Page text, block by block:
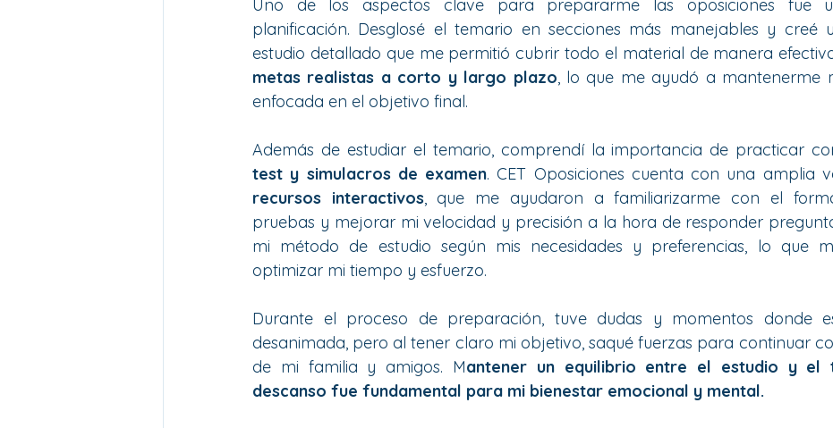
Uno de los aspectos clave para prepararme las oposiciones fue
planificación. Desglosé el temario en secciones más manejables y creé
estudio detallado que me permitió cubrir todo el material de manera
metas realistas a corto y largo plazo, lo que me ayudó a mantenerme
enfocada en el objetivo final.
Además de estudiar el temario, comprendí la importancia de practicar
test y simulacros de examen
recursos interactivos, que me ayudaron a familiarizarme con el
pruebas y mejorar mi velocidad y precisión a la hora de responder
mi método de estudio según mis necesidades y preferencias, lo que
optimizar mi tiempo y esfuerzo.
Durante el proceso de preparación, tuve dudas y momentos donde
desanimada, pero al tener claro mi objetivo, saqué fuerzas para continuar
de mi familia y amigos. Mantener un equilibrio entre el estudio y el
descanso fue fundamental para mi bienestar emocional y mental.